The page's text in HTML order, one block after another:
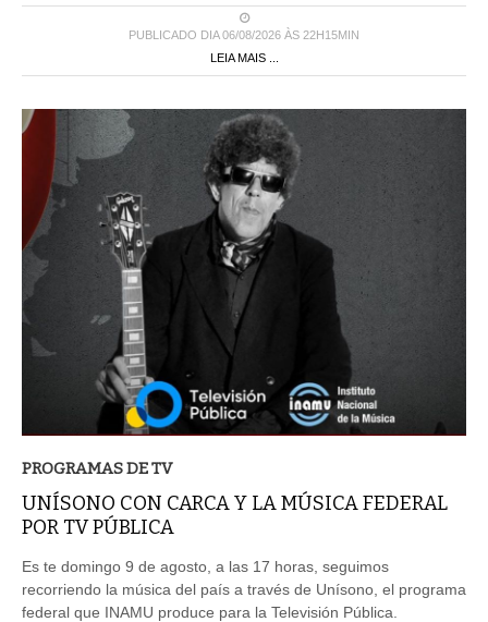
PUBLICADO DIA 06/08/2026 ÀS 22H15MIN
LEIA MAIS ...
PROGRAMAS DE TV
UNÍSONO CON CARCA Y LA MÚSICA FEDERAL
POR TV PÚBLICA
Es te domingo 9 de agosto, a las 17 horas, seguimos
recorriendo la música del país a través de Unísono, el programa
federal que INAMU produce para la Televisión Pública.